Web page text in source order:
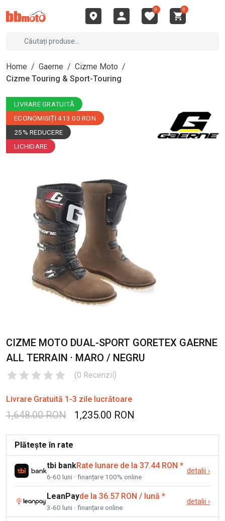
0 0
Home / Gaerne / Cizme Moto /
Cizme Touring & Sport-Touring
LIVRARE GRATUITĂ
ECONOMISIȚI 413.00 RON
25% REDUCERE
LICHIDARE
CIZME MOTO DUAL-SPORT GORETEX GAERNE
ALL TERRAIN · MARO / NEGRU
(0 Recenzii)
Livrare Gratuită 1-3 zile lucrătoare
1,648.00 RON 1,235.00 RON
Plătește în rate
tbi bankRate lunare de la 37.44 RON *
6-60 luni · finanțare 100% online
detalii ›
LeanPayde la 36.57 RON / lună *
3-60 luni · finanțare online
detalii ›